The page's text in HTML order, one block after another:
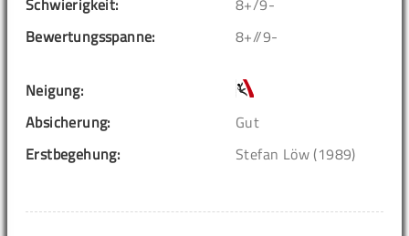
Schwierigkeit:
8+/9-
Bewertungsspanne:
8+//9-
Neigung:
Absicherung:
Gut
Erstbegehung:
Stefan Löw (1989)